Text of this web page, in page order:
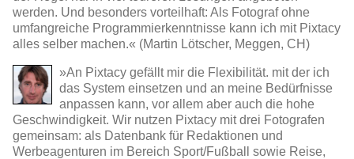
werden. Und besonders vorteilhaft: Als Fotograf ohne
umfangreiche Programmierkenntnisse kann ich mit Pixtacy
alles selber machen.« (Martin Lötscher, Meggen, CH)
»An Pixtacy gefällt mir die Flexibilität. mit der ich
das System einsetzen und an meine Bedürfnisse
anpassen kann, vor allem aber auch die hohe
Geschwindigkeit. Wir nutzen Pixtacy mit drei Fotografen
gemeinsam: als Datenbank für Redaktionen und
Werbeagenturen im Bereich Sport/Fußball sowie Reise,